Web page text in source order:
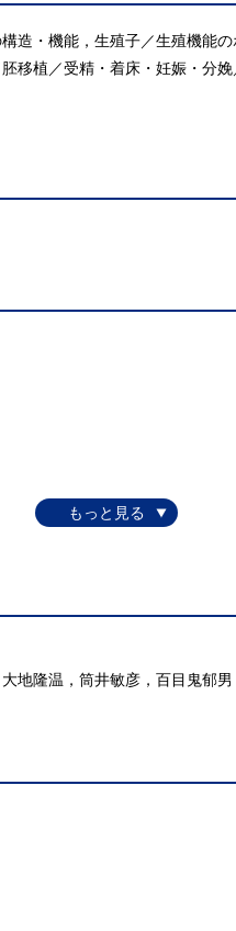
造・機能，生殖子／生殖機能
移植／受精・着床・妊娠・分
地隆温，筒井敏彦，百目鬼郁男